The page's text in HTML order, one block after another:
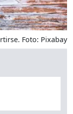
Foto: Pixabay